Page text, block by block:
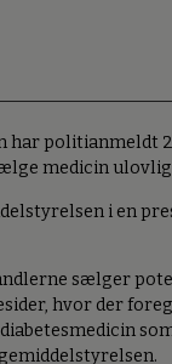
har politianmeldt
medicin
i en
sælger
hvor der